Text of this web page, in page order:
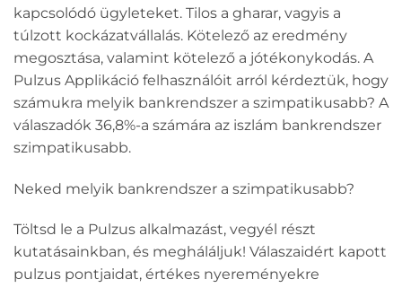
kapcsolódó ügyleteket. Tilos a gharar, vagyis a
túlzott kockázatvállalás. Kötelező az eredmény
megosztása, valamint kötelező a jótékonykodás. A
Pulzus Applikáció felhasználóit arról kérdeztük, hogy
számukra melyik bankrendszer a szimpatikusabb? A
válaszadók 36,8%-a számára az iszlám bankrendszer
szimpatikusabb.
Neked melyik bankrendszer a szimpatikusabb?
Töltsd le a Pulzus alkalmazást, vegyél részt
kutatásainkban, és megháláljuk! Válaszaidért kapott
pulzus pontjaidat, értékes nyereményekre